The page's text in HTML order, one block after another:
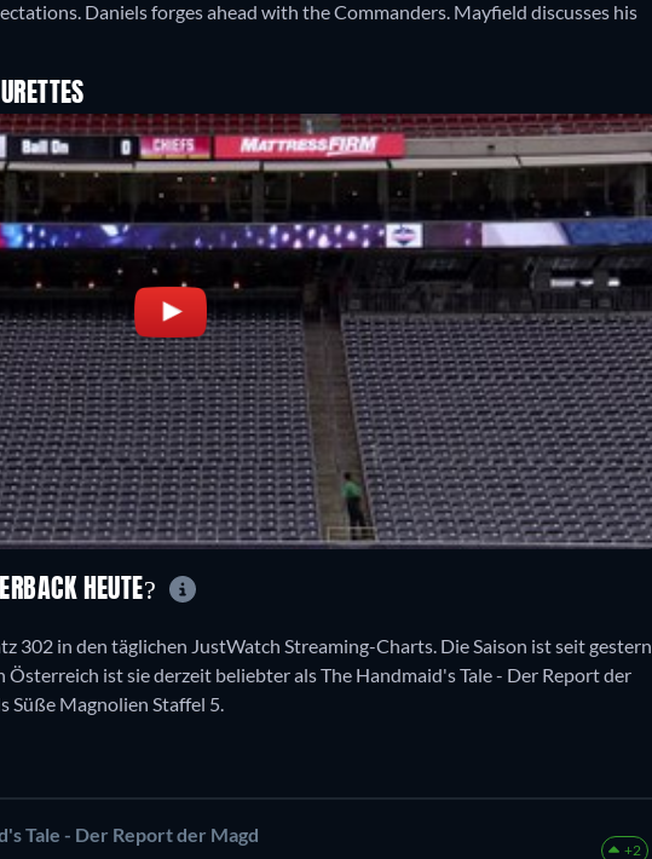
Daniels forges ahead with the Commanders. Mayfield discusses his
HEUTE?
302 in den täglichen JustWatch Streaming-Charts. Die Saison ist seit gestern
Österreich ist sie derzeit beliebter als The Handmaid's Tale - Der Report der
Süße Magnolien Staffel 5.
Tale - Der Report der Magd
+2